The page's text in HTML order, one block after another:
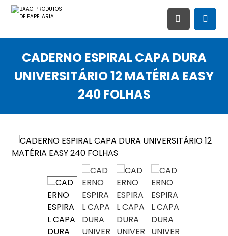
CADERNO ESPIRAL CAPA DURA
UNIVERSITÁRIO 12 MATÉRIA EASY
240 FOLHAS